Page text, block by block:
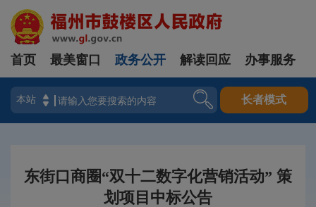
登录
首页 最美窗口 政务公开 解读回应 办事服务
长者模式
东街口商圈“双十二数字化营销活动” 策
划项目中标公告